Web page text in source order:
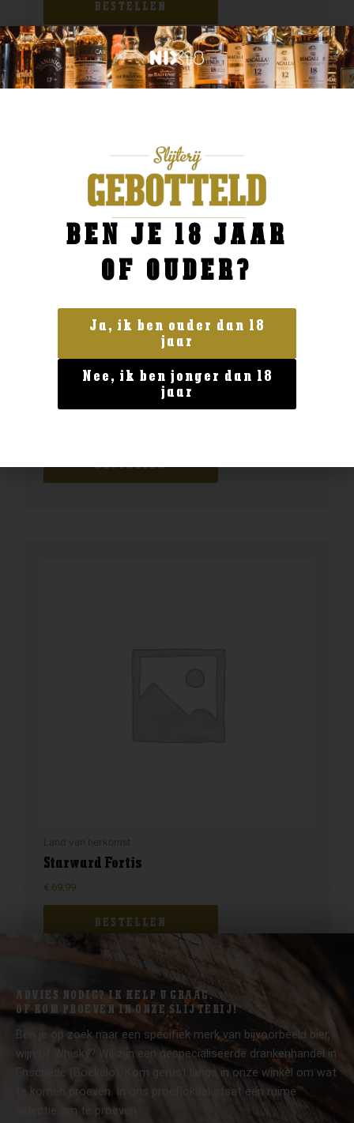
BESTELLEN
Australië
Scapegrace Anthem
BESTELLEN
Starward Fortis
€ 69,99
BESTELLEN
ADVIES NODIG? IK HELP U GRAAG.
OF KOM PROEVEN IN ONZE SLIJTERIJ!
Ben je op zoek naar een specifiek merk van bijvoorbeeld bier,
wijn of Whisky? Wij zijn een gespecialiseerde drankenhandel in
Enschede (Boekelo). Kom gerust langs in onze winkel om wat
te komen proeven. In ons proeflokaal staat een ruime
selectie om te proeven.
BEN JE 18 JAAR
OF OUDER?
Ja, ik ben ouder dan 18
jaar
Nee, ik ben jonger dan 18
jaar